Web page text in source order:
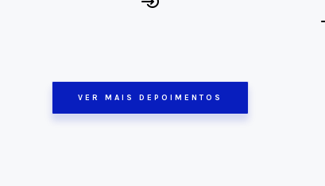
VER MAIS DEPOIMENTOS